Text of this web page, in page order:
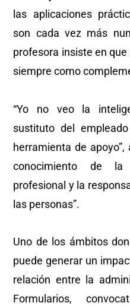
las aplicaciones
son cada vez más
profesora insiste en
siempre como
“Yo no veo la
sustituto del
herramienta de apoyo”,
conocimiento de
profesional y la
las personas”.
Uno de los ámbitos
puede generar un
relación entre la
Formularios,